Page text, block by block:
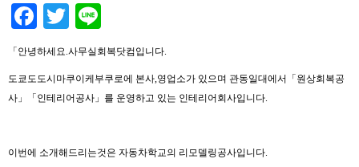
Facebook
Twitter
「안녕하세요.사무실회복닷컴입니다.
도쿄도도시마쿠이케부쿠로에 본사,영업소가 있으며 관동일대에서「원상회복공
사」「인테리어공사」를 운영하고 있는 인테리어회사입니다.
이번에 소개해드리는것은 자동차학교의 리모델링공사입니다.